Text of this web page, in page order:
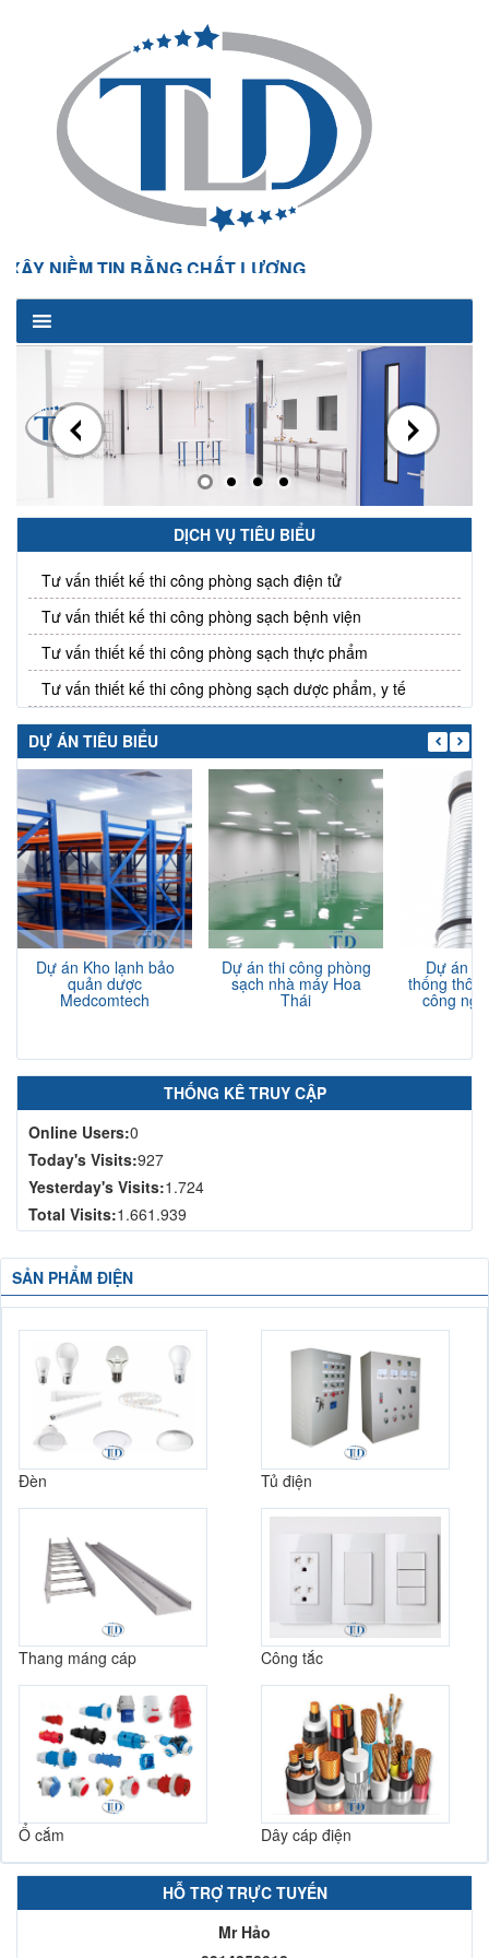
NIỀM TIN BẰNG CHẤT LƯỢNG
DỊCH VỤ TIÊU BIỂU
Tư vấn thiết kế thi công phòng sạch điện tử
Tư vấn thiết kế thi công phòng sạch bệnh viện
Tư vấn thiết kế thi công phòng sạch thực phẩm
Tư vấn thiết kế thi công phòng sạch dược phẩm, y tế
DỰ ÁN TIÊU BIỂU
Dự án Kho lạnh bảo
quản dược
Medcomtech
Dự án thi công phòng
sạch nhà máy Hoa
Thái
Dự án
thống
công
THỐNG KÊ TRUY CẬP
Online Users:0
Today's Visits:927
Yesterday's Visits:1.724
Total Visits:1.661.939
SẢN PHẨM ĐIỆN
Đèn Tủ điện
Thang máng cáp Công tắc
Ổ cắm Dây cáp điện
HỖ TRỢ TRỰC TUYẾN
Mr Hảo